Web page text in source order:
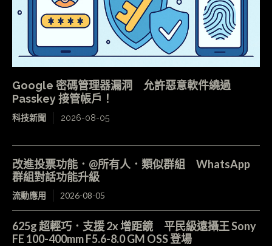
Google 密碼管理器漏洞 允許惡意軟件繞過
Passkey 接管帳戶！
科技新聞 2026-08-05
改進投票功能．@所有人．類似群組 WhatsApp
群組對話功能升級
流動應用 2026-08-05
625g 超輕巧．支援 2x 增距鏡 平民級遠攝王 Sony
FE 100-400mm F5.6-8.0 GM OSS 登場